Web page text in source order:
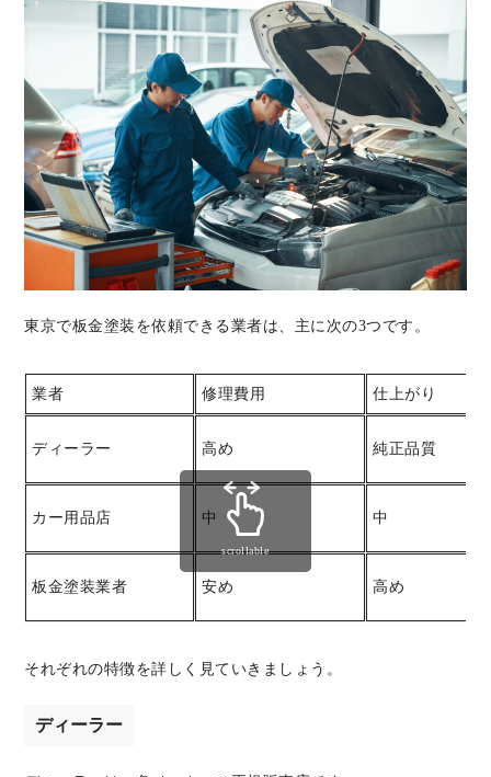
東京で板金塗装を依頼できる業者は、主に次の3つです。
業者 修理費用 仕上がり
ディーラー 高め 純正品質
カー用品店 中 中
板金塗装業者 安め 高め
scrollable
それぞれの特徴を詳しく見ていきましょう。
ディーラー